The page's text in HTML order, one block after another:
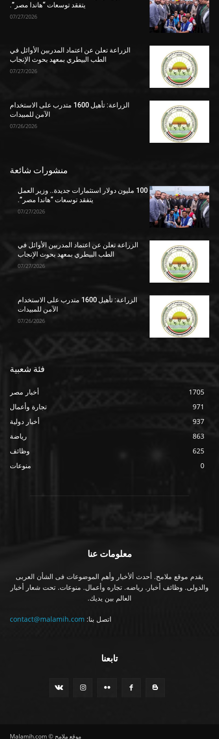
يتفقد توسعات “هاندا مصر”.
07/27/2026
الزراعة تعلن عن اعتماد المدربين الأوائل في
الطب البيطري بمعهد بحوث الإنجاب
07/27/2026
الزراعة: تأهيل 1600 متدرب على الاستخدام
الآمن للمبيدات
07/26/2026
منشورات شائعة
100 مليون دولار استثمارات جديدة.. وزير العمل
يتفقد توسعات “هاندا مصر”.
07/27/2026
الزراعة تعلن عن اعتماد المدربين الأوائل في
الطب البيطري بمعهد بحوث الإنجاب
07/27/2026
الزراعة: تأهيل 1600 متدرب على الاستخدام
الآمن للمبيدات
07/26/2026
فئة شعبية
أخبار مصر
1705
تجارة وأعمال
971
أخبار دولية
937
رياضة
863
وظائف
625
منوعات
0
معلومات عنا
يقدم موقع ملامح. أحدث ألأخبار وأهم الموضوعات فى الشأن العربى
والدولى. وظائف أخبار. رياضه. تجاره وأعمال. منوعات. تحت شعار أخبار
العالم بين يديك.
اتصل بنا: contact@malamih.com
تابعنا
موقع ملامح © Malamih.com